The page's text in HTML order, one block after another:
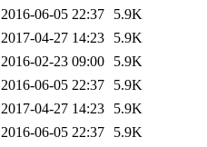
2016-06-05 22:37
5.9K
2017-04-27 14:23
5.9K
2016-02-23 09:00
5.9K
2016-06-05 22:37
5.9K
2017-04-27 14:23
5.9K
2016-06-05 22:37
5.9K